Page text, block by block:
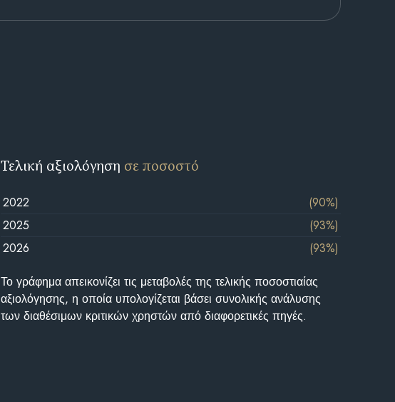
Τελική αξιολόγηση σε ποσοστό
2022
(90%)
2025
(93%)
2026
(93%)
Το γράφημα απεικονίζει τις μεταβολές της τελικής ποσοστιαίας
αξιολόγησης, η οποία υπολογίζεται βάσει συνολικής ανάλυσης
των διαθέσιμων κριτικών χρηστών από διαφορετικές πηγές.